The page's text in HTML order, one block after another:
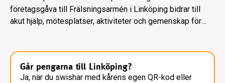
företagsgåva till Frälsningsarmén i Linköping bidrar till
akut hjälp, mötesplatser, aktiviteter och gemenskap för
Går pengarna till Linköping?
Ja, när du swishar med kårens egen QR-kod eller